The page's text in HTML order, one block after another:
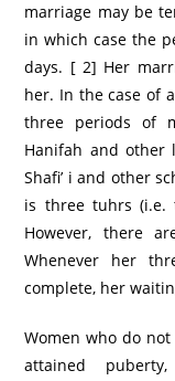
marriage may be
in which case the
days. [ 2] Her
her. In the case of
three periods of
Hanifah and other
Shafi’ i and other
is three tuhrs (i.e.
However, there
Whenever her
complete, her
Women who do
attained